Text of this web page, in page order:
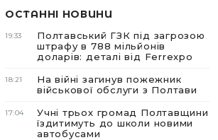
ОСТАННІ НОВИНИ
19:33
Полтавський ГЗК під загрозою
штрафу в 788 мільйонів
доларів: деталі від Ferrexpo
18:21
На війні загинув пожежник
військової обслуги з Полтави
17:04
Учні трьох громад Полтавщини
їздитимуть до школи новими
автобусами